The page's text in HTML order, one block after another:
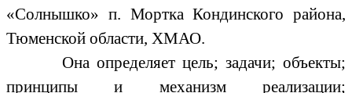
«Солнышко» п. Мортка Кондинского района,
Тюменской области, ХМАО.
Она определяет цель; задачи; объекты;
принципы и механизм реализации;